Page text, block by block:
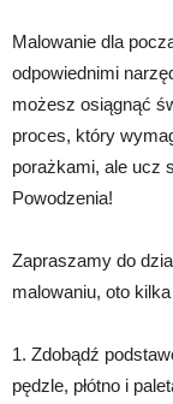
Malowanie dla
odpowiednimi
możesz osiągnąć
proces, który
porażkami, ale ucz
Powodzenia!
Zapraszamy do
malowaniu, oto
1. Zdobądź
pędzle, płótno i